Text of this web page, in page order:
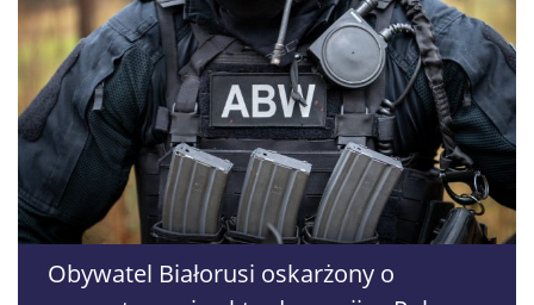
Obywatel Białorusi oskarżony o